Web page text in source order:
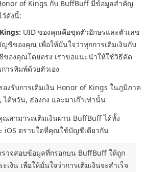
of Kings กับ BuffBuff มีข้อมูลสำคัญ
ดังนี้:
UID ของคุณคือชุดตัวอักษรและตัวเลข
ชีของคุณ เพื่อให้มั่นใจว่าทุกการเติมเงินกับ
องคุณโดยตรง เราขอแนะนำให้ใช้วิธีคัด
ารพิมพ์ด้วยตัวเอง
งรับการเติมเงิน Honor of Kings ในภูมิภาค
ไต้หวัน, ฮ่องกง และมาเก๊าเท่านั้น
ณสามารถเติมเงินผ่าน BuffBuff ได้ทั้ง
iOS ตราบใดที่คุณใช้บัญชีเดียวกัน
วจสอบข้อมูลที่กรอกบน BuffBuff ให้ถูก
เงิน เพื่อให้มั่นใจว่าการเติมเงินจะสำเร็จ